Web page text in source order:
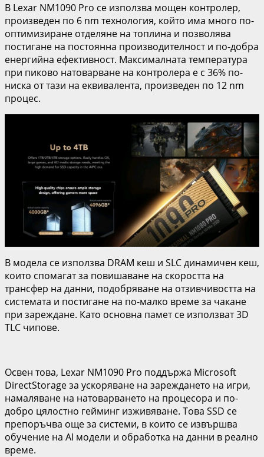
В Lexar NM1090 Pro се използва мощен контролер,
произведен по 6 nm технология, който има много по-
оптимизиране отделяне на топлина и позволява
постигане на постоянна производителност и по-добра
енергийна ефективност. Максималната температура
при пиково натоварване на контролера е с 36% по-
ниска от тази на еквивалента, произведен по 12 nm
процес.
В модела се използва DRAM кеш и SLC динамичен кеш,
които спомагат за повишаване на скоростта на
трансфер на данни, подобряване на отзивчивостта на
системата и постигане на по-малко време за чакане
при зареждане. Като основна памет се използват 3D
TLC чипове.
Освен това, Lexar NM1090 Pro поддържа Microsoft
DirectStorage за ускоряване на зареждането на игри,
намаляване на натоварването на процесора и по-
добро цялостно гейминг изживяване. Това SSD се
препоръчва още за системи, в които се извършва
обучение на AI модели и обработка на данни в реално
време.